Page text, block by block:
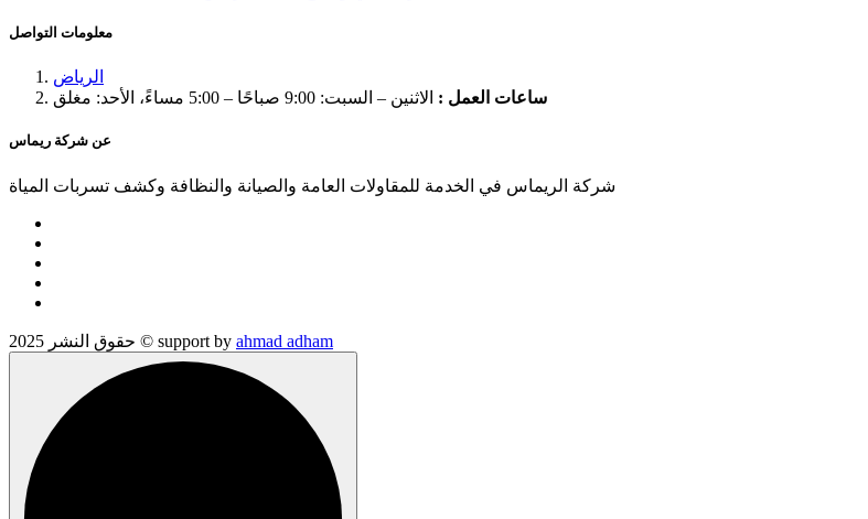
معلومات التواصل
الرياض
ساعات العمل : الاثنين – السبت: 9:00 صباحًا – 5:00 مساءً، الأحد: مغلق
عن شركة ريماس
شركة الريماس في الخدمة للمقاولات العامة والصيانة والنظافة وكشف تسربات المياة
حقوق النشر 2025 © support by ahmad adham